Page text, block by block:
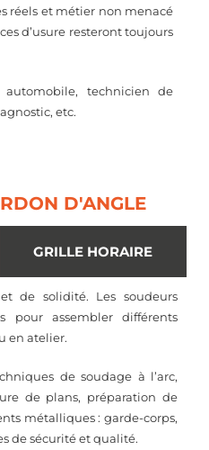
réels et métier non menacé
d’usure resteront toujours
automobile, technicien de
etc.
D'ANGLE
GRILLE HORAIRE
de solidité. Les soudeurs
pour assembler différents
en atelier.
de soudage à l’arc,
de plans, préparation de
métalliques : garde-corps,
de sécurité et qualité.